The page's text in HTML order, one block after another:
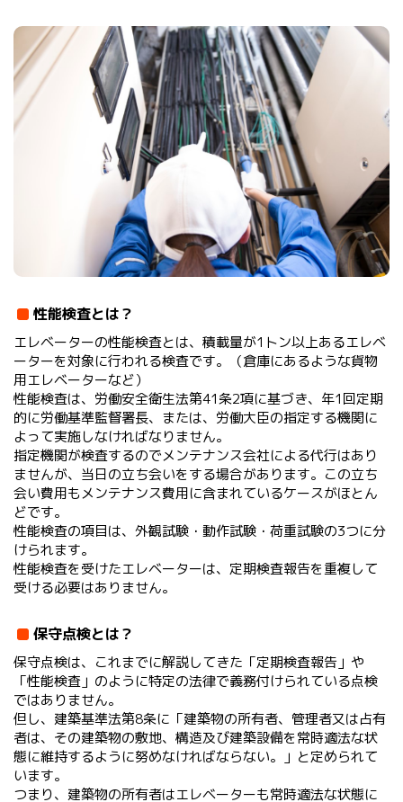
性能検査とは？
エレベーターの性能検査とは、積載量が1トン以上あるエレベ
ーターを対象に行われる検査です。（倉庫にあるような貨物
用エレベーターなど）
性能検査は、労働安全衛生法第41条2項に基づき、年1回定期
的に労働基準監督署長、または、労働大臣の指定する機関に
よって実施しなければなりません。
指定機関が検査するのでメンテナンス会社による代行はあり
ませんが、当日の立ち会いをする場合があります。この立ち
会い費用もメンテナンス費用に含まれているケースがほとん
どです。
性能検査の項目は、外観試験・動作試験・荷重試験の3つに分
けられます。
性能検査を受けたエレベーターは、定期検査報告を重複して
受ける必要はありません。
保守点検とは？
保守点検は、これまでに解説してきた「定期検査報告」や
「性能検査」のように特定の法律で義務付けられている点検
ではありません。
但し、建築基準法第8条に「建築物の所有者、管理者又は占有
者は、その建築物の敷地、構造及び建築設備を常時適法な状
態に維持するように努めなければならない。」と定められて
います。
つまり、建築物の所有者はエレベーターも常時適法な状態に